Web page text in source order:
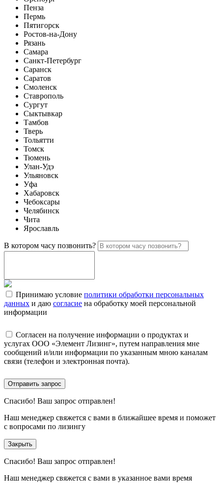
Пенза
Пермь
Пятигорск
Ростов-на-Дону
Рязань
Самара
Санкт-Петербург
Саранск
Саратов
Смоленск
Ставрополь
Сургут
Сыктывкар
Тамбов
Тверь
Тольятти
Томск
Тюмень
Улан-Удэ
Ульяновск
Уфа
Хабаровск
Чебоксары
Челябинск
Чита
Ярославль
В котором часу позвонить?
Принимаю условие политики обработки персональных
данных и даю согласие на обработку моей персональной
информации
Согласен на получение информации о продуктах и
услугах ООО «Элемент Лизинг», путем направления мне
сообщений и/или информации по указанным мною каналам
связи (телефон и электронная почта).
Отправить запрос
Спасибо! Ваш запрос отправлен!
Наш менеджер свяжется с вами в ближайшее время и поможет
с вопросами по лизингу
Закрыть
Спасибо! Ваш запрос отправлен!
Наш менеджер свяжется с вами в указанное вами время